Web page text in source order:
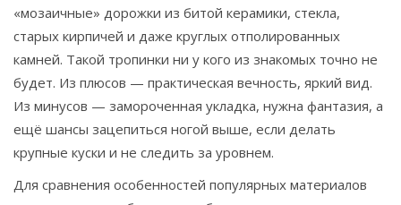
«мозаичные» дорожки из битой керамики, стекла,
старых кирпичей и даже круглых отполированных
камней. Такой тропинки ни у кого из знакомых точно не
будет. Из плюсов — практическая вечность, яркий вид.
Из минусов — замороченная укладка, нужна фантазия, а
ещё шансы зацепиться ногой выше, если делать
крупные куски и не следить за уровнем.
Для сравнения особенностей популярных материалов